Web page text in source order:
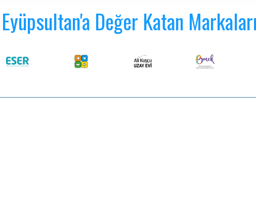
Eyüpsultan'a Değer Katan